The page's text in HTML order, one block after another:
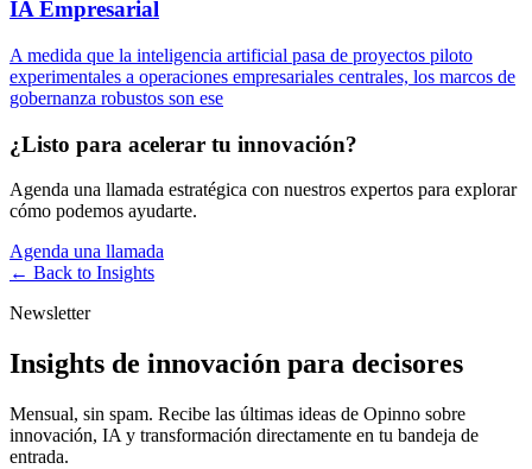
IA Empresarial
A medida que la inteligencia artificial pasa de proyectos piloto
experimentales a operaciones empresariales centrales, los marcos de
gobernanza robustos son ese
¿Listo para acelerar tu innovación?
Agenda una llamada estratégica con nuestros expertos para explorar
cómo podemos ayudarte.
Agenda una llamada
← Back to Insights
Newsletter
Insights de innovación para decisores
Mensual, sin spam. Recibe las últimas ideas de Opinno sobre
innovación, IA y transformación directamente en tu bandeja de
entrada.